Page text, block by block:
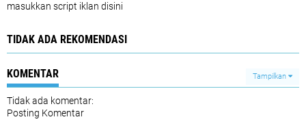
masukkan script iklan disini
TIDAK ADA REKOMENDASI
KOMENTAR Tampilkan
Tidak ada komentar:
Posting Komentar